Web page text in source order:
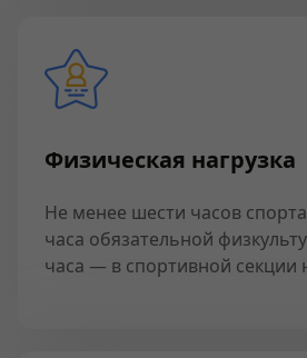
Физическая нагрузка
Не менее шести часов
часа обязательной
часа — в спортивной секции